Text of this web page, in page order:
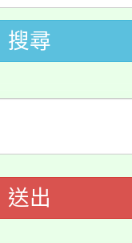
度學生
民語歌
年度第
選結果(
年度第
選結果(
學推廣
分析基
導中心
搜尋
送出